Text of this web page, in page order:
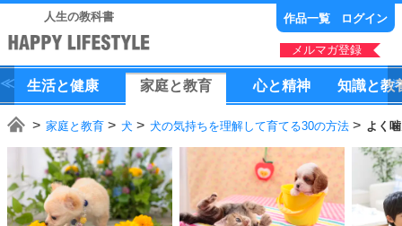
人生の教科書 作品一覧 ログイン
メルマガ登録
生活と健康 家庭と教育 心と精神 知識と教
家庭と教育 犬 犬の気持ちを理解して育てる30の方法 よく